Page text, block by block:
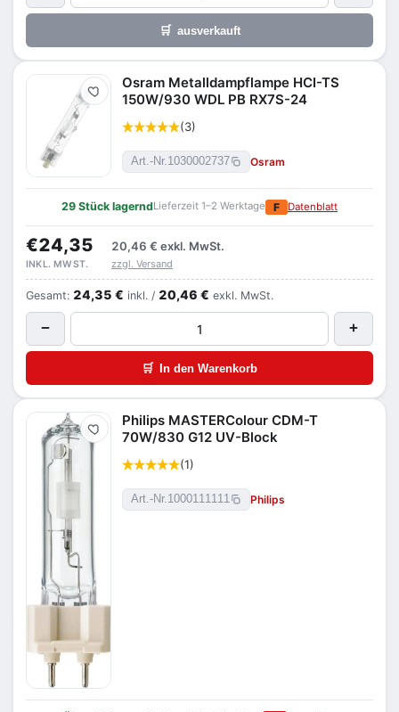
🛒 ausverkauft
Merken
Osram Metalldampflampe HCI-TS
150W/930 WDL PB RX7S-24
(3)
Art.-Nr.1030002737 Osram
29 Stück lagerndLieferzeit 1–2 Werktage F Datenblatt
€24,35 20,46 € exkl. MwSt.
INKL. MWST. zzgl. Versand
Gesamt: 24,35 € inkl. / 20,46 € exkl. MwSt.
− +
🛒 In den Warenkorb
Merken
Philips MASTERColour CDM-T
70W/830 G12 UV-Block
(1)
Art.-Nr.1000111111 Philips